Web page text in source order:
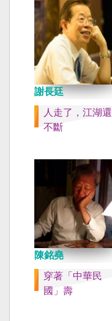
謝長廷
人走了，江湖還
不斷
陳銘堯
穿著「中華民
國」壽